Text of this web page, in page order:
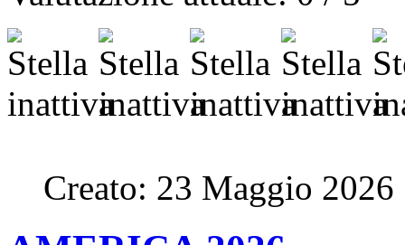
Creato: 23 Maggio 2026